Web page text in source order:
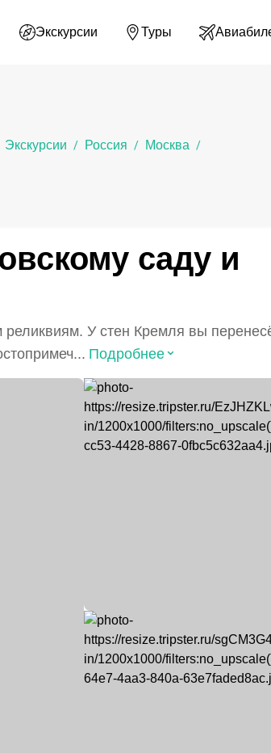
Экскурсии Туры
Экскурсии / Россия / Москва /
саду и
У стен Кремля вы
Подробнее⌃